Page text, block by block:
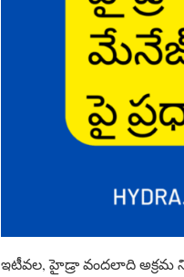
ఇటీవల, హైడ్రా వందలాది అక్రమ